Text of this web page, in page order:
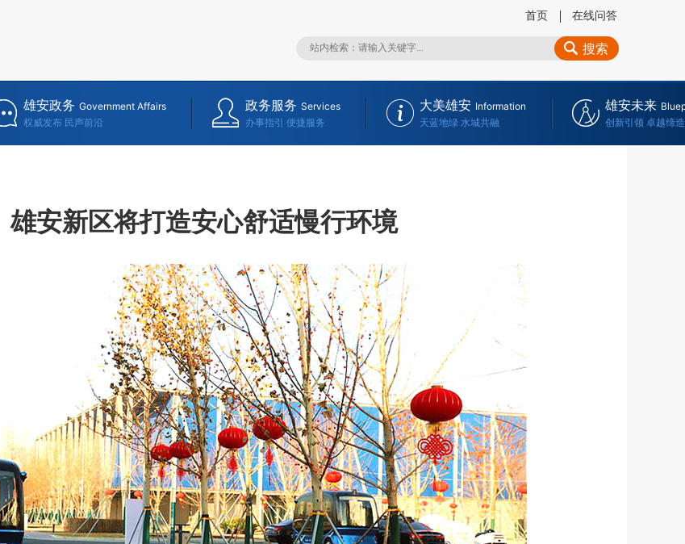
首页 在线问答
搜索
雄安政务 Government Affairs
权威发布 民声前沿
政务服务 Services
办事指引 便捷服务
大美雄安 Information
天蓝地绿 水城共融
雄安未来
创新引领 卓越缔造
雄安新区将打造安心舒适慢行环境